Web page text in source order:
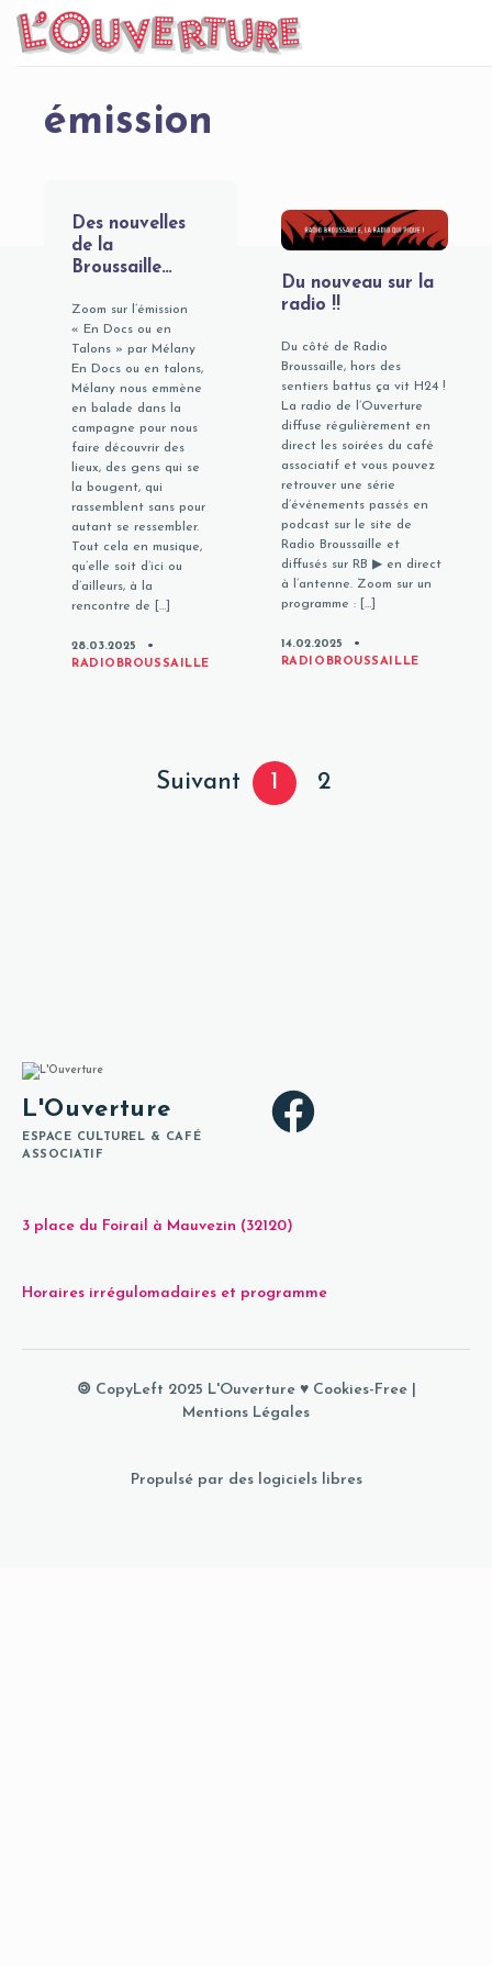
Skip
émission
Des nouvelles
de la
Broussaille…
Zoom sur l’émission
« En Docs ou en
Talons » par Mélany
En Docs ou en talons,
Mélany nous emmène
en balade dans la
campagne pour nous
faire découvrir des
lieux, des gens qui se
la bougent, qui
rassemblent sans pour
autant se ressembler.
Tout cela en musique,
qu’elle soit d’ici ou
d’ailleurs, à la
rencontre de […]
28.03.2025
RADIOBROUSSAILLE
Du nouveau sur la
radio !!
Du côté de Radio
Broussaille, hors des
sentiers battus ça vit H24 !
La radio de l’Ouverture
diffuse régulièrement en
direct les soirées du café
associatif et vous pouvez
retrouver une série
d’événements passés en
podcast sur le site de
Radio Broussaille et
diffusés sur RB ▶ en direct
à l’antenne. Zoom sur un
programme : […]
14.02.2025
RADIOBROUSSAILLE
Posts
Page
1 Page
2
Suivant
L'Ouverture
ESPACE CULTUREL & CAFÉ
ASSOCIATIF
3 place du Foirail à Mauvezin (32120)
Horaires irrégulomadaires et programme
🄯 CopyLeft 2025 L'Ouverture ♥ Cookies-Free|
Mentions Légales
Propulsé par des logiciels libres